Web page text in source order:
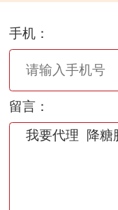
手机：
留言：